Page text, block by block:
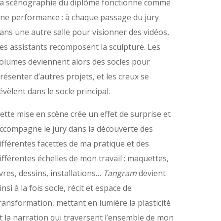
scénographie du diplôme fonctionne comme
performance : à chaque passage du jury
une autre salle pour visionner des vidéos,
assistants recomposent la sculpture. Les
deviennent alors des socles pour
d’autres projets, et les creux se
dans le socle principal.
mise en scène crée un effet de surprise et
le jury dans la découverte des
facettes de ma pratique et des
échelles de mon travail : maquettes,
dessins, installations… Tangramdevient
à la fois socle, récit et espace de
mettant en lumière la plasticité
la narration qui traversent l’ensemble de mon